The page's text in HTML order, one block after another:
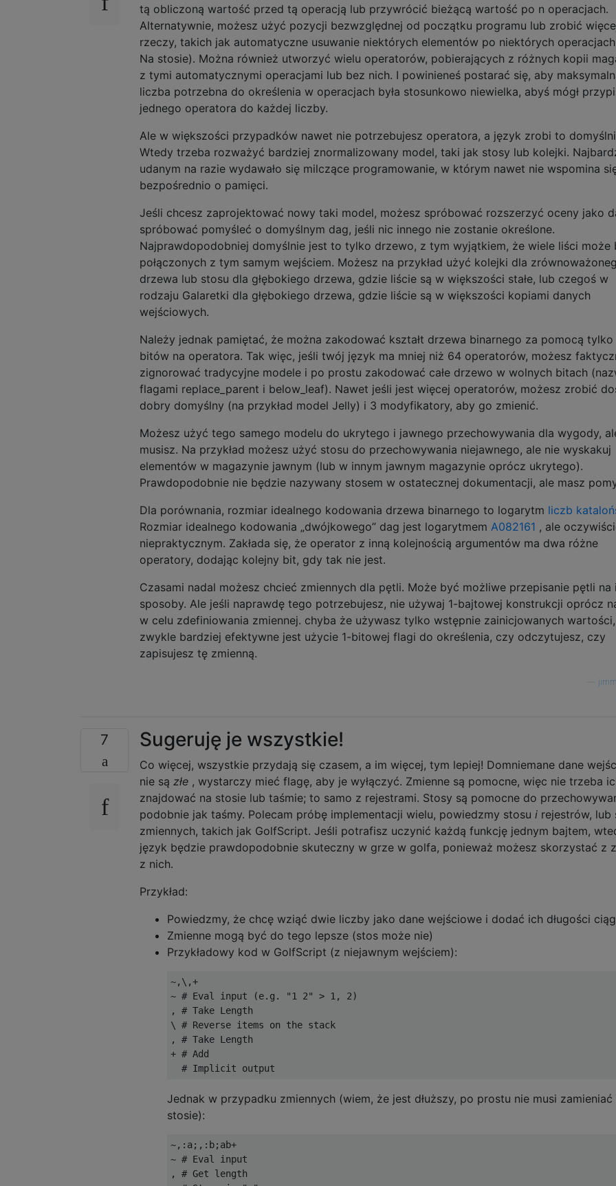
tą obliczoną wartość przed tą operacją lub przywrócić bieżącą wartość po n operacjach.
Alternatywnie, możesz użyć pozycji bezwzględnej od początku programu lub zrobić
rzeczy, takich jak automatyczne usuwanie niektórych elementów po niektórych
Na stosie). Można również utworzyć wielu operatorów, pobierających z różnych kopii
z tymi automatycznymi operacjami lub bez nich. I powinieneś postarać się, aby
liczba potrzebna do określenia w operacjach była stosunkowo niewielka, abyś mógł
jednego operatora do każdej liczby.
Ale w większości przypadków nawet nie potrzebujesz operatora, a język zrobi to
Wtedy trzeba rozważyć bardziej znormalizowany model, taki jak stosy lub kolejki.
udanym na razie wydawało się milczące programowanie, w którym nawet nie wspomina
bezpośrednio o pamięci.
Jeśli chcesz zaprojektować nowy taki model, możesz spróbować rozszerzyć oceny jako
spróbować pomyśleć o domyślnym dag, jeśli nic innego nie zostanie określone.
Najprawdopodobniej domyślnie jest to tylko drzewo, z tym wyjątkiem, że wiele liści może
połączonych z tym samym wejściem. Możesz na przykład użyć kolejki dla
drzewa lub stosu dla głębokiego drzewa, gdzie liście są w większości stałe, lub czegoś w
rodzaju Galaretki dla głębokiego drzewa, gdzie liście są w większości kopiami danych
wejściowych.
Należy jednak pamiętać, że można zakodować kształt drzewa binarnego za pomocą tylko
bitów na operatora. Tak więc, jeśli twój język ma mniej niż 64 operatorów, możesz
zignorować tradycyjne modele i po prostu zakodować całe drzewo w wolnych bitach
flagami replace_parent i below_leaf). Nawet jeśli jest więcej operatorów, możesz zrobić
dobry domyślny (na przykład model Jelly) i 3 modyfikatory, aby go zmienić.
Możesz użyć tego samego modelu do ukrytego i jawnego przechowywania dla wygody,
musisz. Na przykład możesz użyć stosu do przechowywania niejawnego, ale nie wyskakuj
elementów w magazynie jawnym (lub w innym jawnym magazynie oprócz ukrytego).
Prawdopodobnie nie będzie nazywany stosem w ostatecznej dokumentacji, ale masz
Dla porównania, rozmiar idealnego kodowania drzewa binarnego to logarytm liczb
Rozmiar idealnego kodowania „dwójkowego” dag jest logarytmem A082161 , ale
niepraktycznym. Zakłada się, że operator z inną kolejnością argumentów ma dwa różne
operatory, dodając kolejny bit, gdy tak nie jest.
Czasami nadal możesz chcieć zmiennych dla pętli. Może być możliwe przepisanie pętli na
sposoby. Ale jeśli naprawdę tego potrzebujesz, nie używaj 1-bajtowej konstrukcji oprócz
w celu zdefiniowania zmiennej. chyba że używasz tylko wstępnie zainicjowanych wartości,
zwykle bardziej efektywne jest użycie 1-bitowej flagi do określenia, czy odczytujesz, czy
zapisujesz tę zmienną.
7 Sugeruję je wszystkie!
Co więcej, wszystkie przydają się czasem, a im więcej, tym lepiej! Domniemane dane
nie są złe , wystarczy mieć flagę, aby je wyłączyć. Zmienne są pomocne, więc nie trzeba
znajdować na stosie lub taśmie; to samo z rejestrami. Stosy są pomocne do
podobnie jak taśmy. Polecam próbę implementacji wielu, powiedzmy stosu i rejestrów, lub
zmiennych, takich jak GolfScript. Jeśli potrafisz uczynić każdą funkcję jednym bajtem,
język będzie prawdopodobnie skuteczny w grze w golfa, ponieważ możesz skorzystać z
z nich.
Przykład:
Powiedzmy, że chcę wziąć dwie liczby jako dane wejściowe i dodać ich długości
Zmienne mogą być do tego lepsze (stos może nie)
Przykładowy kod w GolfScript (z niejawnym wejściem):
~,\,+
~ # Eval input (e.g. "1 2" > 1, 2)
, # Take Length
\ # Reverse items on the stack
, # Take Length
+ # Add
Jednak w przypadku zmiennych (wiem, że jest dłuższy, po prostu nie musi zamieniać
stosie):
~,:a;,:b;ab+
~ # Eval input
, # Get length